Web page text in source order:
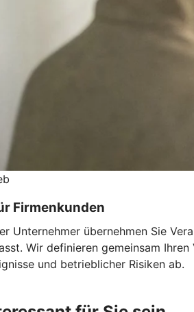
Firmenkunden
Unternehmer übernehmen Sie
Wir definieren gemeinsam
und betrieblicher Risiken ab.